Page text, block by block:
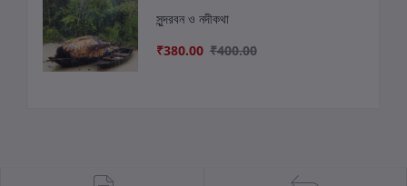
সুন্দরবন ও নদীকথা
₹380.00 ₹400.00